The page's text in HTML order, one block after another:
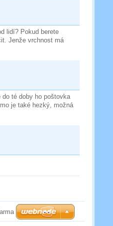
lidí? Pokud berete
Jenže vrchnost má
té doby ho poštovka
je také hezký, možná